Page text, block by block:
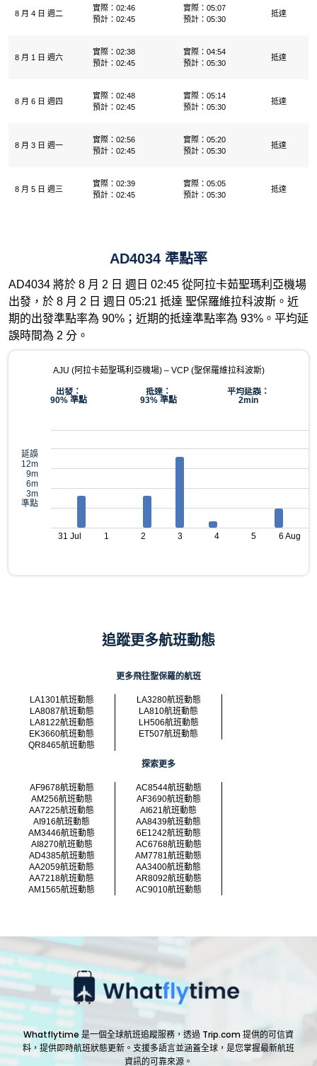
8 月 4 日 週二
實際：02:46
預計：02:45
實際：05:07
預計：05:30
抵達
8 月 1 日 週六
實際：02:38
預計：02:45
實際：04:54
預計：05:30
抵達
8 月 6 日 週四
實際：02:48
預計：02:45
實際：05:14
預計：05:30
抵達
8 月 3 日 週一
實際：02:56
預計：02:45
實際：05:20
預計：05:30
抵達
8 月 5 日 週三
實際：02:39
預計：02:45
實際：05:05
預計：05:30
抵達
AD4034 準點率
AD4034 將於 8 月 2 日 週日 02:45 從阿拉卡茹聖瑪利亞機場
出發，於 8 月 2 日 週日 05:21 抵達 聖保羅維拉科波斯。近
期的出發準點率為 90%；近期的抵達準點率為 93%。平均延
誤時間為 2 分。
AJU (阿拉卡茹聖瑪利亞機場) – VCP (聖保羅維拉科波斯)
出發：
90% 準點
抵達：
93% 準點
平均延誤：
2min
延誤
12m
9m
6m
3m
準點
31 Jul 1 2 3 4 5 6 Aug
追蹤更多航班動態
更多飛往聖保羅的航班
LA1301航班動態
LA3280航班動態
LA8087航班動態
LA810航班動態
LA8122航班動態
LH506航班動態
EK3660航班動態
ET507航班動態
QR8465航班動態
探索更多
AF9678航班動態
AC8544航班動態
AM256航班動態
AF3690航班動態
AA7225航班動態
AI621航班動態
AI916航班動態
AA8439航班動態
AM3446航班動態
6E1242航班動態
AI8270航班動態
AC6768航班動態
AD4385航班動態
AM7781航班動態
AA2059航班動態
AA3400航班動態
AA7218航班動態
AR8092航班動態
AM1565航班動態
AC9010航班動態
Whatflytime 是一個全球航班追蹤服務，透過 Trip.com 提供的可信資
料，提供即時航班狀態更新。支援多語言並涵蓋全球，是您掌握最新航班
資訊的可靠來源。